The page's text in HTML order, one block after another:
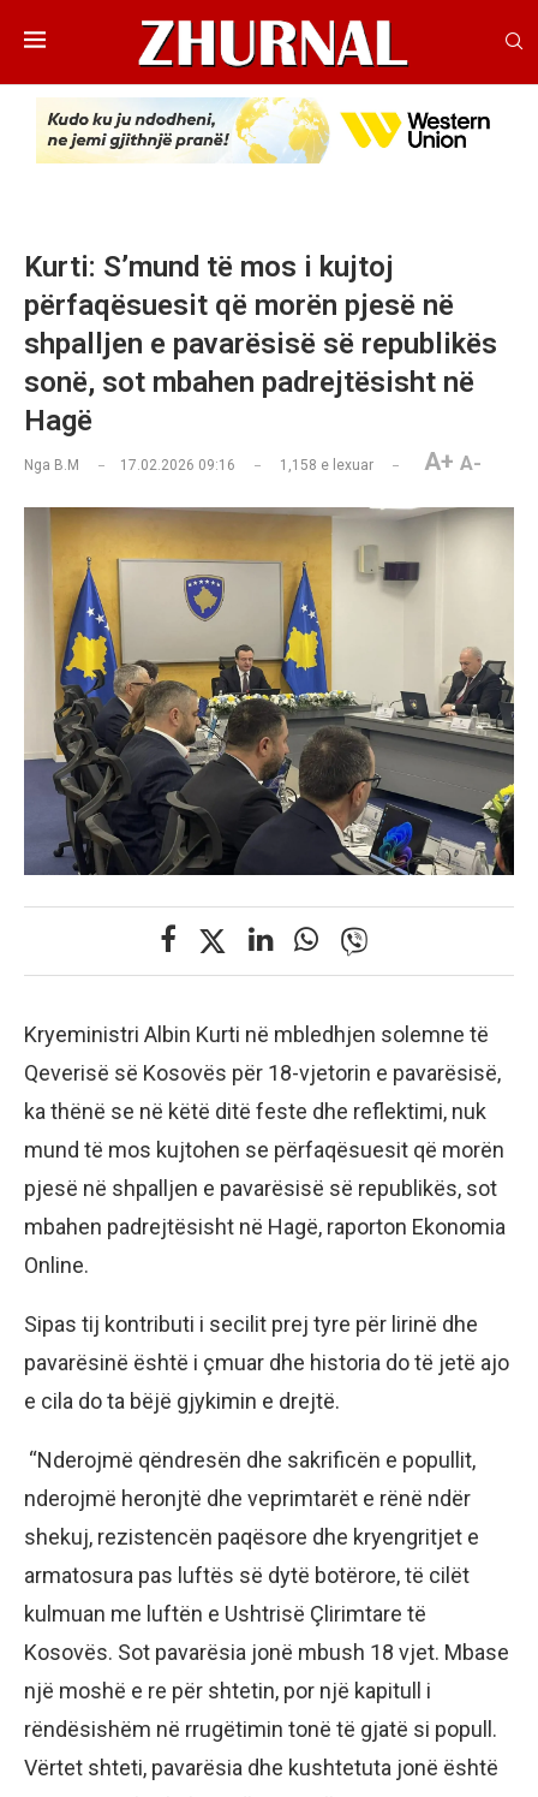
Kurti: S’mund të mos i kujtoj
përfaqësuesit që morën pjesë në
shpalljen e pavarësisë së republikës
sonë, sot mbahen padrejtësisht në
Hagë
Nga B.M 17.02.2026 09:16 1,158 e lexuar A+ A-
Kryeministri Albin Kurti në mbledhjen solemne të
Qeverisë së Kosovës për 18-vjetorin e pavarësisë,
ka thënë se në këtë ditë feste dhe reflektimi, nuk
mund të mos kujtohen se përfaqësuesit që morën
pjesë në shpalljen e pavarësisë së republikës, sot
mbahen padrejtësisht në Hagë, raporton Ekonomia
Online.
Sipas tij kontributi i secilit prej tyre për lirinë dhe
pavarësinë është i çmuar dhe historia do të jetë ajo
e cila do ta bëjë gjykimin e drejtë.
“Nderojmë qëndresën dhe sakrificën e popullit,
nderojmë heronjtë dhe veprimtarët e rënë ndër
shekuj, rezistencën paqësore dhe kryengritjet e
armatosura pas luftës së dytë botërore, të cilët
kulmuan me luftën e Ushtrisë Çlirimtare të
Kosovës. Sot pavarësia jonë mbush 18 vjet. Mbase
një moshë e re për shtetin, por një kapitull i
rëndësishëm në rrugëtimin tonë të gjatë si popull.
Vërtet shteti, pavarësia dhe kushtetuta jonë është